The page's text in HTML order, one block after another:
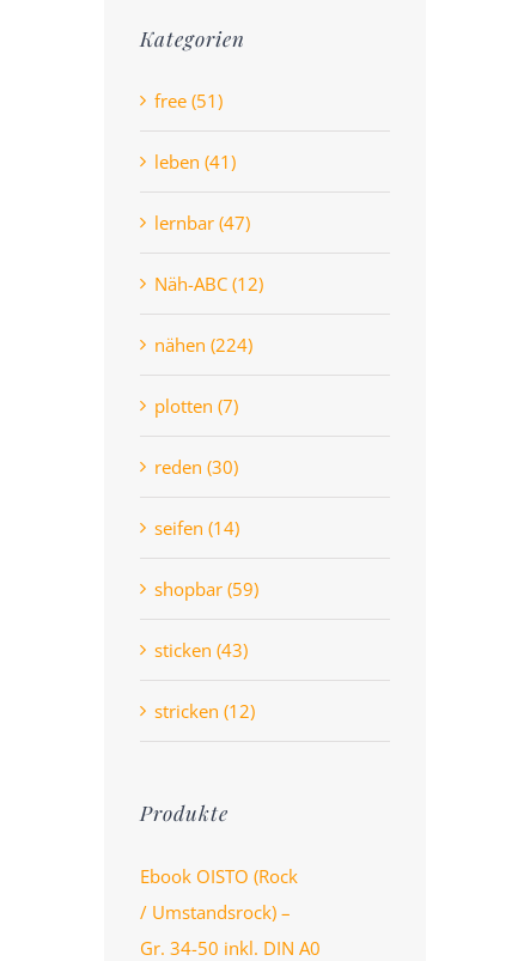
Kategorien
free (51)
leben (41)
lernbar (47)
Näh-ABC (12)
nähen (224)
plotten (7)
reden (30)
seifen (14)
shopbar (59)
sticken (43)
stricken (12)
Produkte
Ebook OISTO (Rock
/ Umstandsrock) –
Gr. 34-50 inkl. DIN A0